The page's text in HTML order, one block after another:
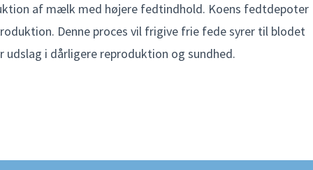
af mælk med højere fedtindhold. Koens fedtdepoter
Denne proces vil frigive frie fede syrer til blodet
udslag i dårligere reproduktion og sundhed.